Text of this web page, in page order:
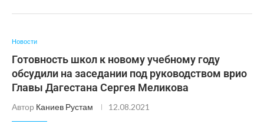
Новости
Готовность школ к новому учебному году
обсудили на заседании под руководством врио
Главы Дагестана Сергея Меликова
Автор Каниев Рустам 12.08.2021